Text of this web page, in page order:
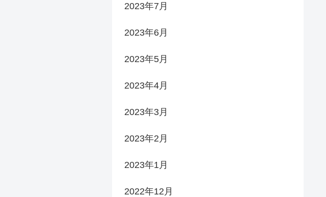
2023年7月
2023年6月
2023年5月
2023年4月
2023年3月
2023年2月
2023年1月
2022年12月